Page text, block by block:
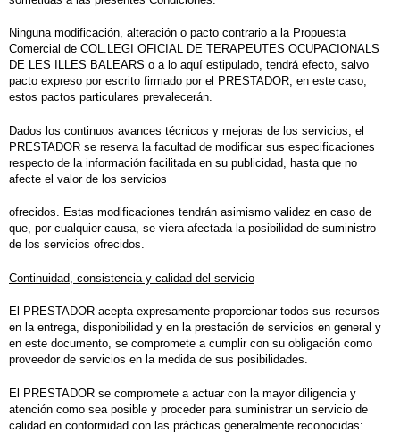
Ninguna modificación, alteración o pacto contrario a la Propuesta
Comercial de COL.LEGI OFICIAL DE TERAPEUTES OCUPACIONALS
DE LES ILLES BALEARS o a lo aquí estipulado, tendrá efecto, salvo
pacto expreso por escrito firmado por el PRESTADOR, en este caso,
estos pactos particulares prevalecerán.
Dados los continuos avances técnicos y mejoras de los servicios, el
PRESTADOR se reserva la facultad de modificar sus especificaciones
respecto de la información facilitada en su publicidad, hasta que no
afecte el valor de los servicios
ofrecidos. Estas modificaciones tendrán asimismo validez en caso de
que, por cualquier causa, se viera afectada la posibilidad de suministro
de los servicios ofrecidos.
Continuidad, consistencia y calidad del servicio
El PRESTADOR acepta expresamente proporcionar todos sus recursos
en la entrega, disponibilidad y en la prestación de servicios en general y
en este documento, se compromete a cumplir con su obligación como
proveedor de servicios en la medida de sus posibilidades.
El PRESTADOR se compromete a actuar con la mayor diligencia y
atención como sea posible y proceder para suministrar un servicio de
calidad en conformidad con las prácticas generalmente reconocidas: